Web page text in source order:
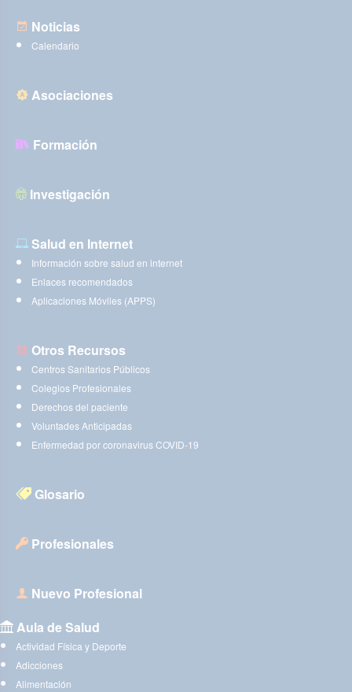
Noticias
Calendario
Asociaciones
Formación
Investigación
Salud en Internet
Información sobre salud en internet
Enlaces recomendados
Aplicaciones Móviles (APPS)
Otros Recursos
Centros Sanitarios Públicos
Colegios Profesionales
Derechos del paciente
Voluntades Anticipadas
Enfermedad por coronavirus COVID-19
Glosario
Profesionales
Nuevo Profesional
Aula de Salud
Actividad Física y Deporte
Adicciones
Alimentación